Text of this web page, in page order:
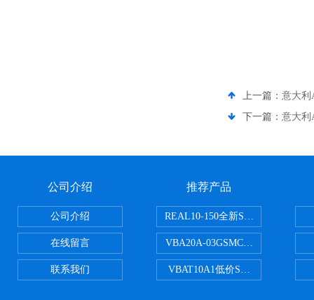
上一篇： 意大利
下一篇： 意大利
公司介绍
公司介绍
在线留言
联系我们
推荐产品
REAL10-150全新SMC正弦无杆缸
VBA20A-03GSMC增压阀VBA-
VBAT10A1低价SMC储气罐VBAT